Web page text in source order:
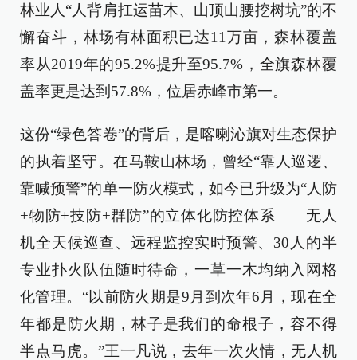
林业人“人背肩扛运苗木、山顶山腰挖树坑”的不
懈奋斗，林场有林面积已达11万亩，森林覆盖
率从2019年的95.2%提升至95.7%，全旗森林覆
盖率更是达到57.8%，位居赤峰市第一。
这份“绿色答卷”的背后，是喀喇沁旗对生态保护
的执着坚守。在马鞍山林场，曾经“靠人巡逻、
靠喊预警”的单一防火模式，如今已升级为“人防
+物防+技防+群防”的立体化防控体系——无人
机全天候巡查、远程监控实时预警、30人的半
专业扑火队伍随时待命，一草一木均纳入网格
化管理。“以前防火期是9月到次年6月，现在全
年都是防火期，林子是我们的命根子，容不得
半点马虎。”王一凡说，去年一次火情，无人机